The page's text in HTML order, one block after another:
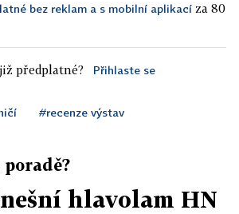
bez reklam a s mobilní aplikací za 80
předplatné? Přihlaste se
#recenze výstav
hlavolam HN